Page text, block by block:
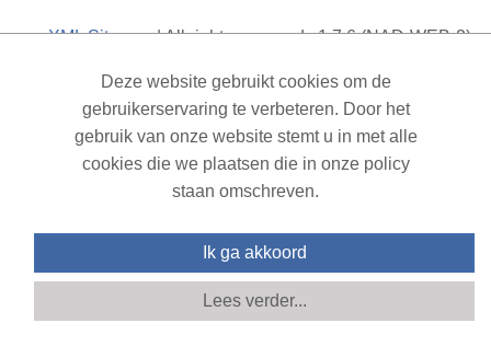
XML Sitemap| All rights reserved v1.7.6 (NAD-WEB-2)
Deze website gebruikt cookies om de
gebruikerservaring te verbeteren. Door het
gebruik van onze website stemt u in met alle
cookies die we plaatsen die in onze policy
staan omschreven.
Ik ga akkoord
Lees verder...